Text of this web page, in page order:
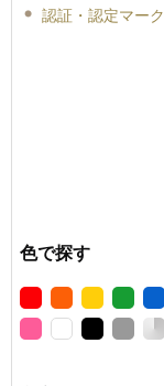
認証・認定マーク
色で探す